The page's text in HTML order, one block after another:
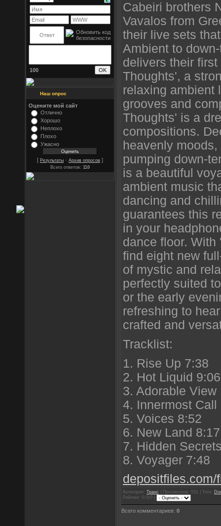
100
Наш опрос
Оцените мой сайт
Отлично
Хорошо
Неплохо
Плохо
Ужасно
[ Результаты · Архив опросов ]
Всего ответов: 110
Cabeiri brothers
Vavalos from
their live sets
Ambient to
delivers their
Thoughts', a
relaxing ambient
grooves and
Thoughts' is a
compositions.
heavenly
pumping down-
is a beautiful
ambient music
dancing and
guarantees this
in your
dance floor.
find eight new
of mystic and
perfectly suited
or the early
refreshing to
crafted and
Tracklist:
1. Rise Up 7:38
2. Hot Liquid 9:06
3. Adorable View
4. Innermost Call
5. Voices 8:52
6. New Land 8:17
7. Hidden
8. Voyager 7:48
depositfiles.com/
Категория: Транс | Просмотров: 531 | Теги:
Рейтинг: 0.0/0 |
Всего комментариев: 0